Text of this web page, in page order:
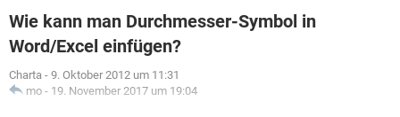
Wie kann man Durchmesser-Symbol in
Word/Excel einfügen?
Charta - 9. Oktober 2012 um 11:31
mo - 19. November 2017 um 19:04